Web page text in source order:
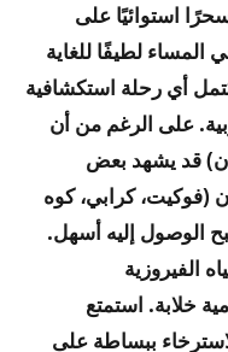
استوائيًا على
المساء لطيفًا للغاية
أي رحلة استكشافية
على الرغم من أن
قد يشهد بعض
(فوكيت، كرابي، كوه
الوصول إليه أسهل.
الفيروزية
خلابة. استمتع
ببساطة على